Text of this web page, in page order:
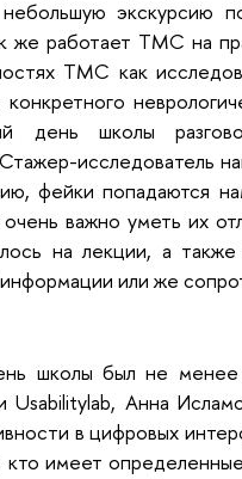
небольшую экскурсию
же работает ТМС на
ТМС как
день школы
исследователь
фейки попадаются
важно уметь их
на лекции, а
или же
школы был не
Usabilitylab, Анна
в цифровых
кто имеет